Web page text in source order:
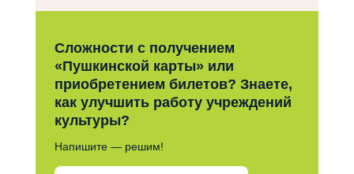
Сложности с получением
«Пушкинской карты» или
приобретением билетов? Знаете,
как улучшить работу учреждений
культуры?
Напишите — решим!